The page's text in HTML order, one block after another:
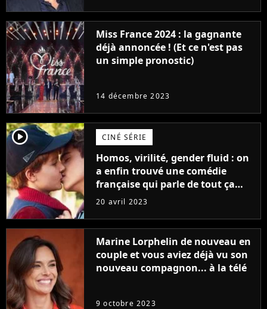
Miss France 2024 : la gagnante
déjà annoncée ! (Et ce n'est pas
un simple pronostic)
14 décembre 2023
player2 CINÉ SÉRIE
Homos, virilité, gender fluid : on
a enfin trouvé une comédie
française qui parle de tout ça
sans être super ringarde
20 avril 2023
Marine Lorphelin de nouveau en
couple et vous aviez déjà vu son
nouveau compagnon... à la télé
9 octobre 2023